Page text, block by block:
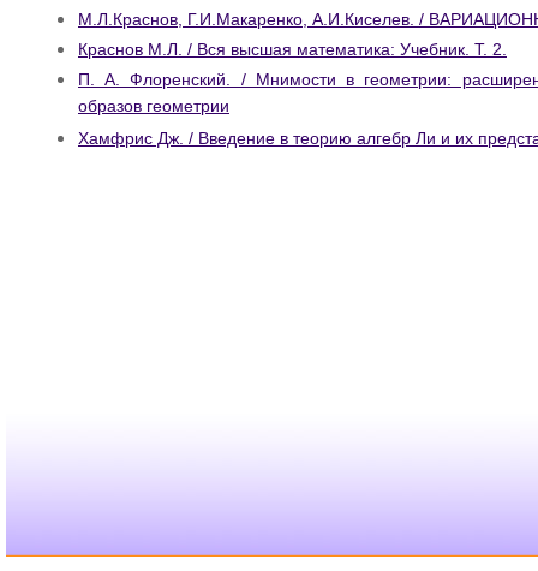
М.Л.Краснов, Г.И.Макаренко, А.И.Киселев. /
Краснов М.Л. / Вся высшая математика: Учебник. Т. 2.
П. А. Флоренский. / Мнимости в геометрии:
образов геометрии
Хамфрис Дж. / Введение в теорию алгебр Ли и их